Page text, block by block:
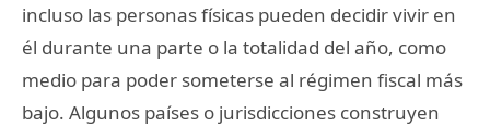
incluso las personas físicas pueden decidir vivir en
él durante una parte o la totalidad del año, como
medio para poder someterse al régimen fiscal más
bajo. Algunos países o jurisdicciones construyen